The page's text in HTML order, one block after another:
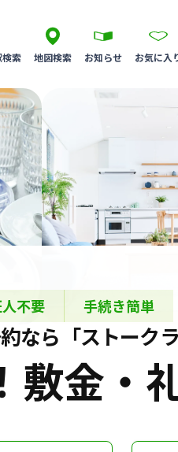
検索 地図検索 お知らせ お気に入
不要 手続き簡単
なら 「ストーク
敷金・